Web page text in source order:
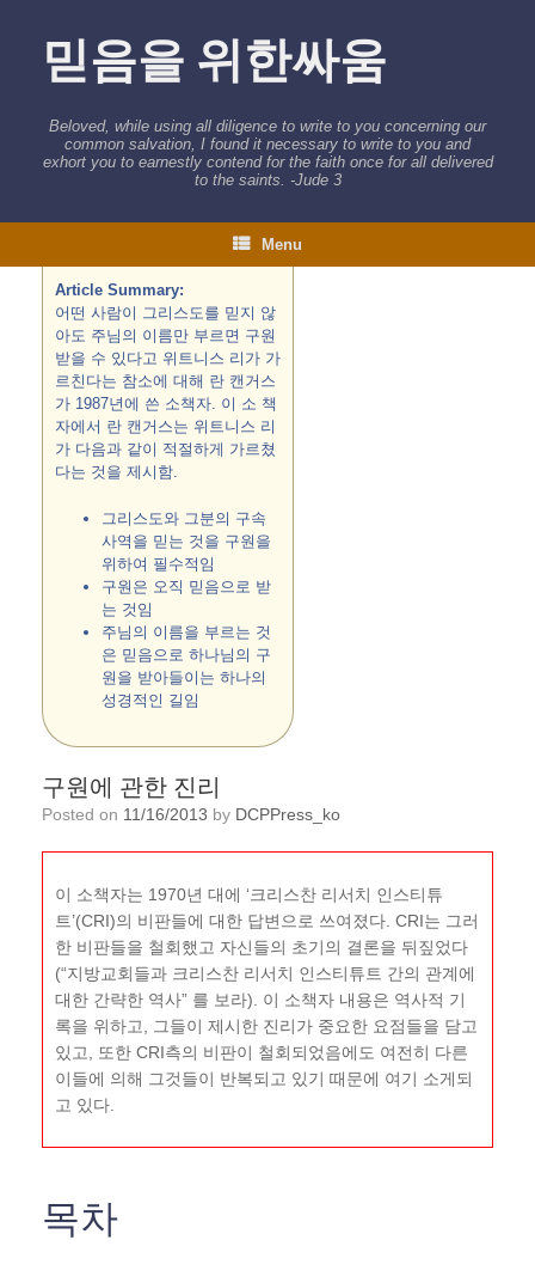
믿음을 위한싸움
Beloved, while using all diligence to write to you concerning our
common salvation, I found it necessary to write to you and
exhort you to earnestly contend for the faith once for all delivered
to the saints. -Jude 3
Menu
Article Summary:
어떤 사람이 그리스도를 믿지 않
아도 주님의 이름만 부르면 구원
받을 수 있다고 위트니스 리가 가
르친다는 참소에 대해 란 캔거스
가 1987년에 쓴 소책자. 이 소 책
자에서 란 캔거스는 위트니스 리
가 다음과 같이 적절하게 가르쳤
다는 것을 제시함.
그리스도와 그분의 구속
사역을 믿는 것을 구원을
위하여 필수적임
구원은 오직 믿음으로 받
는 것임
주님의 이름을 부르는 것
은 믿음으로 하나님의 구
원을 받아들이는 하나의
성경적인 길임
구원에 관한 진리
Posted on 11/16/2013 by DCPPress_ko
이 소책자는 1970년 대에 ‘크리스찬 리서치 인스티튜
트’(CRI)의 비판들에 대한 답변으로 쓰여졌다. CRI는 그러
한 비판들을 철회했고 자신들의 초기의 결론을 뒤짚었다
(“지방교회들과 크리스찬 리서치 인스티튜트 간의 관계에
대한 간략한 역사” 를 보라). 이 소책자 내용은 역사적 기
록을 위하고, 그들이 제시한 진리가 중요한 요점들을 담고
있고, 또한 CRI측의 비판이 철회되었음에도 여전히 다른
이들에 의해 그것들이 반복되고 있기 때문에 여기 소게되
고 있다.
목차